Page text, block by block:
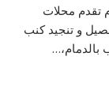
تقدم محلات
و تنجيد كنب